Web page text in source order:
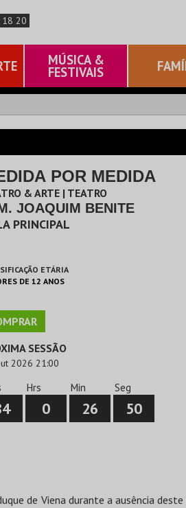
18 20
MÚSICA &
FESTIVAIS
POR MEDIDA
& ARTE | TEATRO
JOAQUIM BENITE
PRINCIPAL
ETÁRIA
DE 12 ANOS
SESSÃO
2026 21:00
Hrs
0
Min
26
Seg
49
de Viena durante a ausência